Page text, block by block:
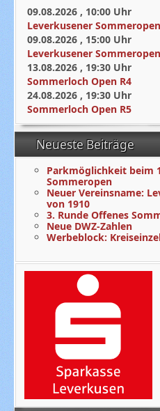
09.08.2026 , 10:00 Uhr
Leverkusener
09.08.2026 , 15:00 Uhr
Leverkusener
13.08.2026 , 19:30 Uhr
Sommerloch Open R4
24.08.2026 , 19:30 Uhr
Sommerloch Open R5
Neueste Beiträge
Parkmöglichkeit beim
Sommeropen
Neuer Vereinsname:
von 1910
3. Runde Offenes
Neue DWZ-Zahlen
Werbeblock: